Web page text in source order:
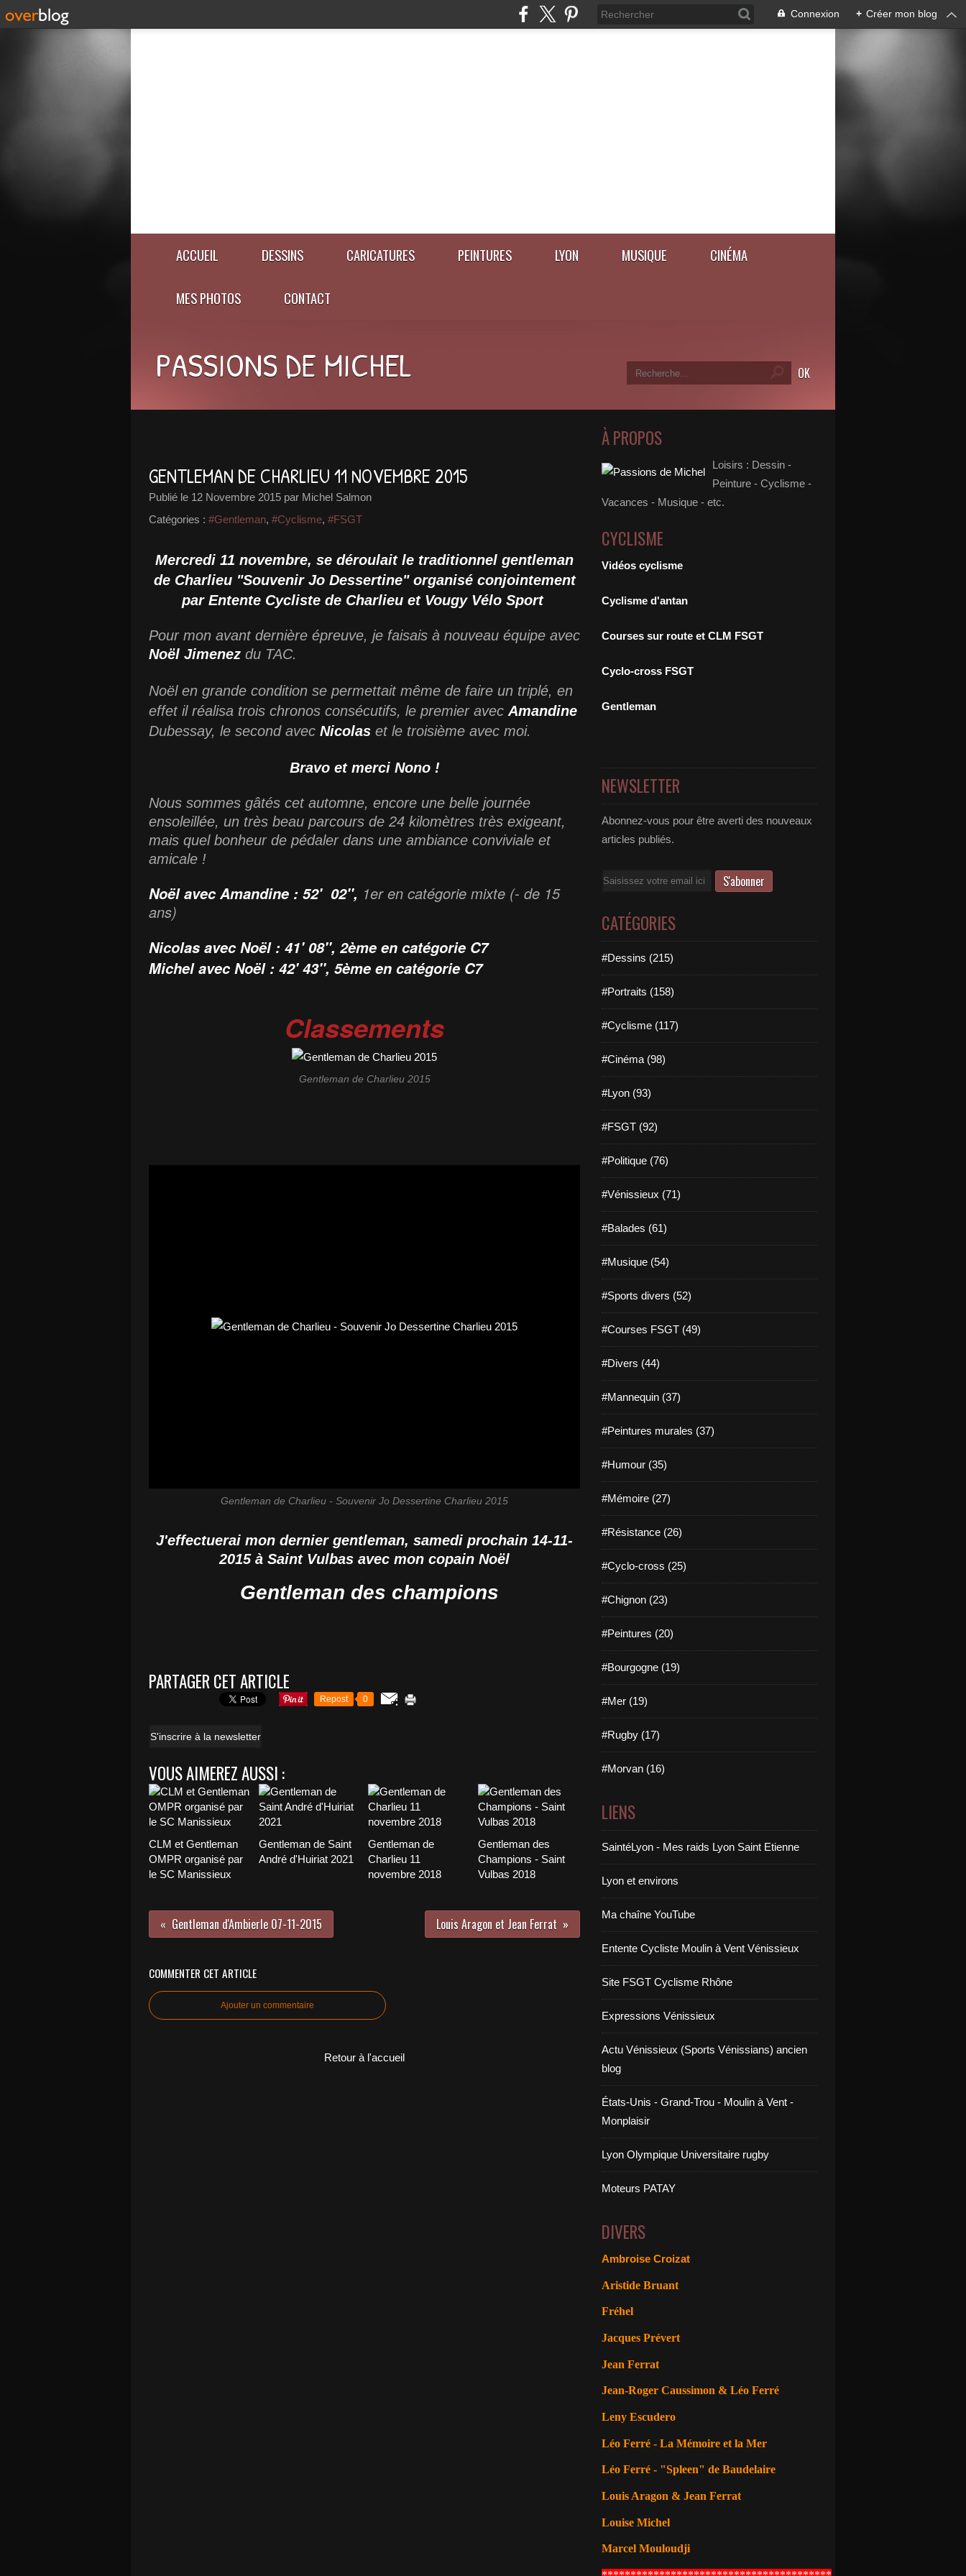
Connexion + Créer mon blog
ACCUEIL DESSINS CARICATURES PEINTURES LYON MUSIQUE CINÉMA
MES PHOTOS CONTACT
PASSIONS DE MICHEL
GENTLEMAN DE CHARLIEU 11 NOVEMBRE 2015
Publié le 12 Novembre 2015 par Michel Salmon
Catégories : #Gentleman, #Cyclisme, #FSGT
Mercredi 11 novembre, se déroulait le traditionnel gentleman
de Charlieu "Souvenir Jo Dessertine" organisé conjointement
par Entente Cycliste de Charlieu et Vougy Vélo Sport
Pour mon avant dernière épreuve, je faisais à nouveau équipe avec
Noël Jimenez du TAC.
Noël en grande condition se permettait même de faire un triplé, en
effet il réalisa trois chronos consécutifs, le premier avec Amandine
Dubessay, le second avec Nicolas et le troisième avec moi.
Bravo et merci Nono !
Nous sommes gâtés cet automne, encore une belle journée
ensoleillée, un très beau parcours de 24 kilomètres très exigeant,
mais quel bonheur de pédaler dans une ambiance conviviale et
amicale !
Noël avec Amandine : 52' 02'', 1er en catégorie mixte (- de 15
ans)
Nicolas avec Noël : 41' 08'', 2ème en catégorie C7
Michel avec Noël : 42' 43'', 5ème en catégorie C7
Classements
Gentleman de Charlieu 2015
Gentleman de Charlieu - Souvenir Jo Dessertine Charlieu 2015
J'effectuerai mon dernier gentleman, samedi prochain 14-11-
2015 à Saint Vulbas avec mon copain Noël
Gentleman des champions
PARTAGER CET ARTICLE
Repost 0
S'inscrire à la newsletter
VOUS AIMEREZ AUSSI :
CLM et Gentleman
OMPR organisé par
le SC Manissieux
Gentleman de Saint
André d'Huiriat 2021
Gentleman de
Charlieu 11
novembre 2018
Gentleman des
Champions - Saint
Vulbas 2018
Gentleman d'Ambierle 07-11-2015 Louis Aragon et Jean Ferrat
COMMENTER CET ARTICLE
Ajouter un commentaire
Retour à l'accueil
À PROPOS
Loisirs : Dessin -
Peinture - Cyclisme -
Vacances - Musique - etc.
CYCLISME
Vidéos cyclisme
Cyclisme d'antan
Courses sur route et CLM FSGT
Cyclo-cross FSGT
Gentleman
NEWSLETTER
Abonnez-vous pour être averti des nouveaux
articles publiés.
Email
CATÉGORIES
#Dessins (215)
#Portraits (158)
#Cyclisme (117)
#Cinéma (98)
#Lyon (93)
#FSGT (92)
#Politique (76)
#Vénissieux (71)
#Balades (61)
#Musique (54)
#Sports divers (52)
#Courses FSGT (49)
#Divers (44)
#Mannequin (37)
#Peintures murales (37)
#Humour (35)
#Mémoire (27)
#Résistance (26)
#Cyclo-cross (25)
#Chignon (23)
#Peintures (20)
#Bourgogne (19)
#Mer (19)
#Rugby (17)
#Morvan (16)
LIENS
SaintéLyon - Mes raids Lyon Saint Etienne
Lyon et environs
Ma chaîne YouTube
Entente Cycliste Moulin à Vent Vénissieux
Site FSGT Cyclisme Rhône
Expressions Vénissieux
Actu Vénissieux (Sports Vénissians) ancien
blog
États-Unis - Grand-Trou - Moulin à Vent -
Monplaisir
Lyon Olympique Universitaire rugby
Moteurs PATAY
DIVERS
Ambroise Croizat
Aristide Bruant
Fréhel
Jacques Prévert
Jean Ferrat
Jean-Roger Caussimon & Léo Ferré
Leny Escudero
Léo Ferré - La Mémoire et la Mer
Léo Ferré - "Spleen" de Baudelaire
Louis Aragon & Jean Ferrat
Louise Michel
Marcel Mouloudji